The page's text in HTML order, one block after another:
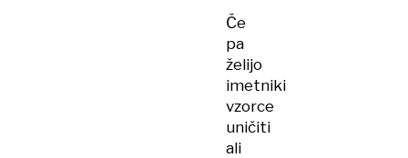
Če
pa
želijo
imetniki
vzorce
uničiti
ali